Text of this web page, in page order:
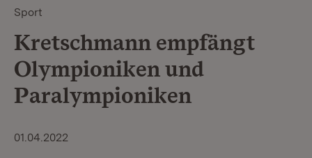
Sport
Kretschmann empfängt
Olympioniken und
Paralympioniken
01.04.2022